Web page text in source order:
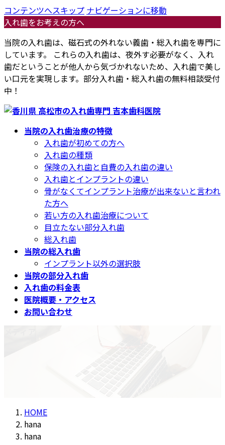
コンテンツへスキップ ナビゲーションに移動
入れ歯をお考えの方へ
当院の入れ歯は、磁石式の外れない義歯・総入れ歯を専門に
しています。 これらの入れ歯は、夜外す必要がなく、入れ
歯だということが他人から気づかれないため、入れ歯で美し
い口元を実現します。部分入れ歯・総入れ歯の無料相談受付
中！
当院の入れ歯治療の特徴
入れ歯が初めての方へ
入れ歯の種類
保険の入れ歯と自費の入れ歯の違い
入れ歯とインプラントの違い
骨がなくてインプラント治療が出来ないと言われ
た方へ
若い方の入れ歯治療について
目立たない部分入れ歯
総入れ歯
当院の総入れ歯
インプラント以外の選択肢
当院の部分入れ歯
入れ歯の料金表
医院概要・アクセス
お問い合わせ
HOME
hana
hana